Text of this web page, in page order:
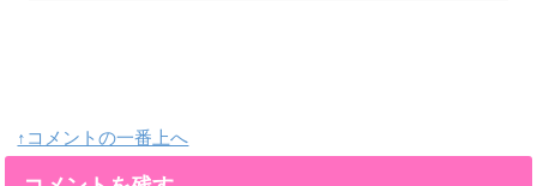
↑コメントの一番上へ